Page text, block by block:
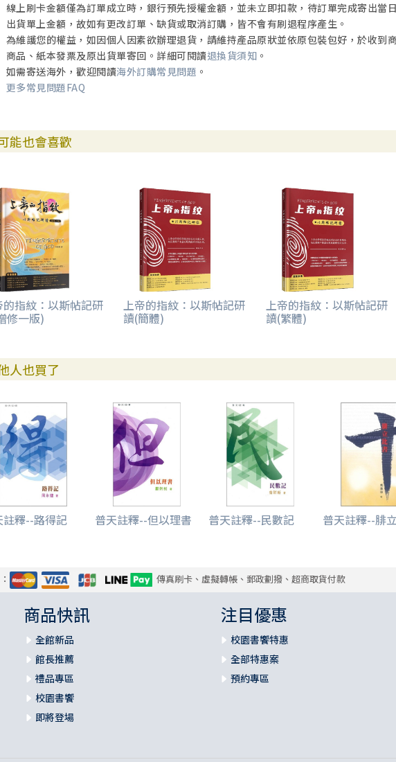
線上刷卡金額僅為訂單成立時，銀行預先授權金額，並未立即扣款，待訂單完成寄出當
出貨單上金額，故如有更改訂單、缺貨或取消訂購，皆不會有刷退程序產生。
為維護您的權益，如因個人因素欲辦理退貨，請維持產品原狀並依原包裝包好，於收到
商品、紙本發票及原出貨單寄回。詳細可閱讀退換貨須知 。
如需寄送海外，歡迎閱讀海外訂購常見問題 。
更多常見問題FAQ
能也會喜歡
的指紋：以斯帖記研
修一版)
上帝的指紋：以斯帖記研
讀(簡體)
上帝的指紋：以斯帖記研
讀(繁體)
人也買了
註釋--路得記 普天註釋--但以理書 普天註釋--民數記 普天註釋--腓
傳真刷卡、虛擬轉帳、郵政劃撥、超商取貨付款
商品快訊
全館新品
館長推薦
禮品專區
校園書饗
即將登場
注目優惠
校園書饗特惠
全部特惠案
預約專區